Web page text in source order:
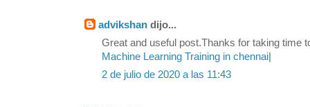
advikshan dijo...
Great and useful post.Thanks for taking time
Machine Learning Training in chennai
2 de julio de 2020 a las 11:43